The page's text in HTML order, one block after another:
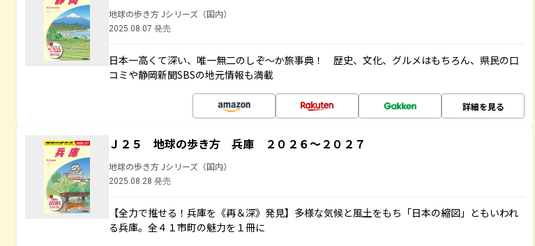
地球の歩き方 Jシリーズ（国内）
2025.08.07 発売
日本一高くて深い、唯一無二のしぞ～か旅事典！ 歴史、文化、グルメはもちろん、県民の口
コミや静岡新聞SBSの地元情報も満載
詳細を見る
Ｊ２５ 地球の歩き方 兵庫 ２０２６～２０２７
地球の歩き方 Jシリーズ（国内）
2025.08.28 発売
【全力で推せる！兵庫を《再＆深》発見】多様な気候と風土をもち「日本の縮図」ともいわれ
る兵庫。全４１市町の魅力を１冊に